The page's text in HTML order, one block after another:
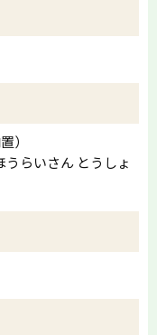
）
らいさん とうしょ